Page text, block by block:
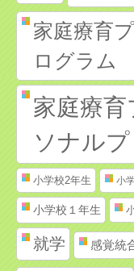
家庭療育
ログラム
家庭療
ソナル
小学校2年生 小
小学校１年生
就学 感覚統